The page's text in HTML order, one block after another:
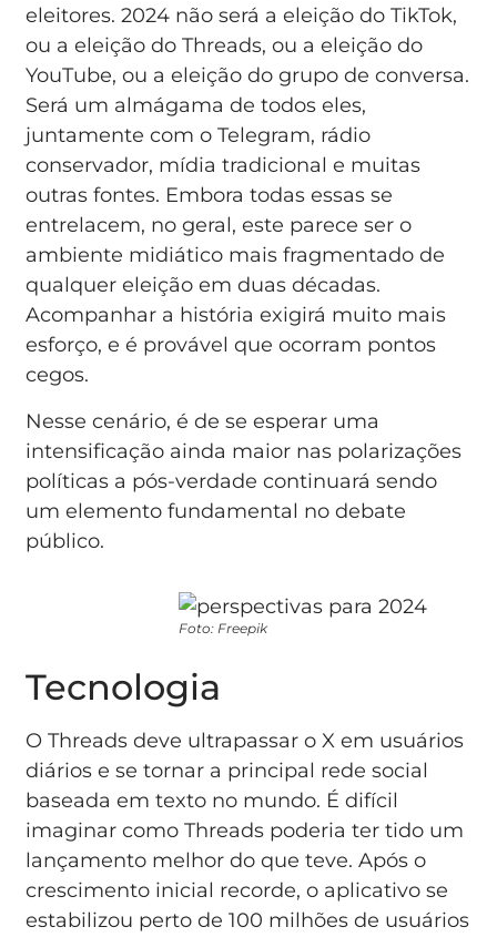
eleitores. 2024 não será a eleição do TikTok,
ou a eleição do Threads, ou a eleição do
YouTube, ou a eleição do grupo de conversa.
Será um almágama de todos eles,
juntamente com o Telegram, rádio
conservador, mídia tradicional e muitas
outras fontes. Embora todas essas se
entrelacem, no geral, este parece ser o
ambiente midiático mais fragmentado de
qualquer eleição em duas décadas.
Acompanhar a história exigirá muito mais
esforço, e é provável que ocorram pontos
cegos.
Nesse cenário, é de se esperar uma
intensificação ainda maior nas polarizações
políticas a pós-verdade continuará sendo
um elemento fundamental no debate
público.
Foto: Freepik
Tecnologia
O Threads deve ultrapassar o X em usuários
diários e se tornar a principal rede social
baseada em texto no mundo. É difícil
imaginar como Threads poderia ter tido um
lançamento melhor do que teve. Após o
crescimento inicial recorde, o aplicativo se
estabilizou perto de 100 milhões de usuários